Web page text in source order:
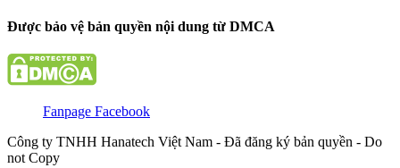
Được bảo vệ bản quyền nội dung từ DMCA
Fanpage Facebook
Công ty TNHH Hanatech Việt Nam - Đã đăng ký bản quyền - Do
not Copy